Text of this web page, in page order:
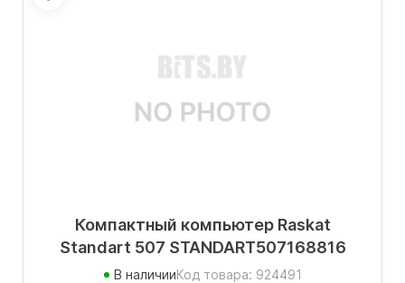
Компактный компьютер Raskat
Standart 507 STANDART507168816
В наличииКод товара: 924491